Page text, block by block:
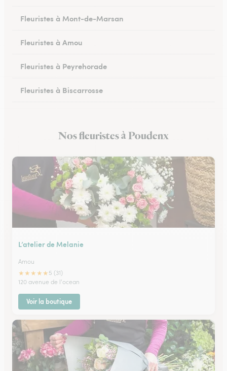
Fleuristes à Mont-de-Marsan
Fleuristes à Amou
Fleuristes à Peyrehorade
Fleuristes à Biscarrosse
Fleuristes à MugronNos fleuristes à Poudenx
L’atelier de Melanie
Amou
★★★★★ 5 (31)
120 avenue de l'ocean
Voir la boutique